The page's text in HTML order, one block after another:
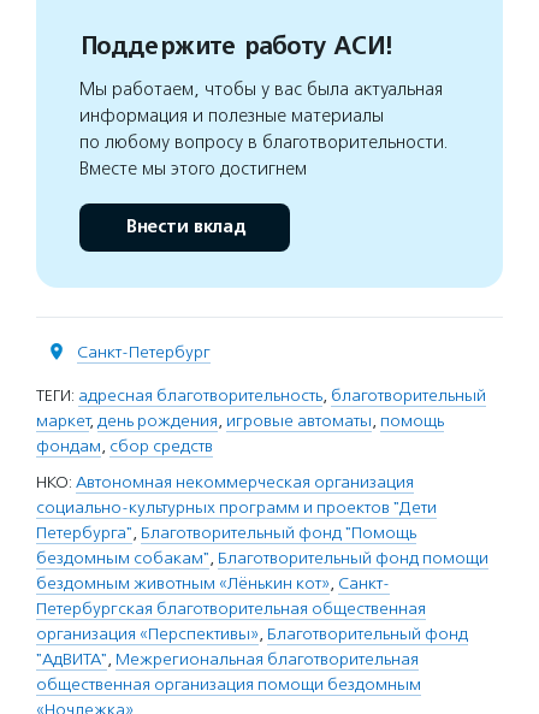
Поддержите работу АСИ!
Мы работаем, чтобы у вас была актуальная
информация и полезные материалы
по любому вопросу в благотворительности.
Вместе мы этого достигнем
Внести вклад
Санкт-Петербург
ТЕГИ: адресная благотворительность, благотворительный
маркет, день рождения, игровые автоматы, помощь
фондам, сбор средств
НКО: Автономная некоммерческая организация
социально-культурных программ и проектов "Дети
Петербурга", Благотворительный фонд "Помощь
бездомным собакам", Благотворительный фонд помощи
бездомным животным «Лёнькин кот», Санкт-
Петербургская благотворительная общественная
организация «Перспективы», Благотворительный фонд
"АдВИТА", Межрегиональная благотворительная
общественная организация помощи бездомным
«Ночлежка»